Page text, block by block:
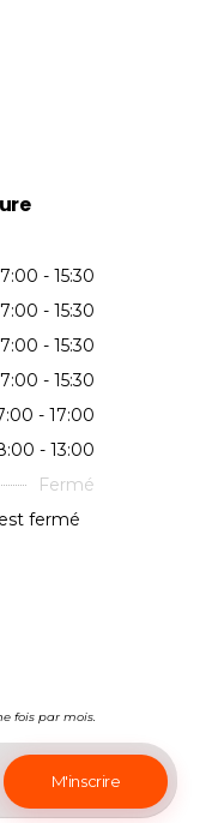
- 15:30
- 15:30
- 15:30
- 15:30
- 17:00
- 13:00
Fermé
fermé
fois par mois.